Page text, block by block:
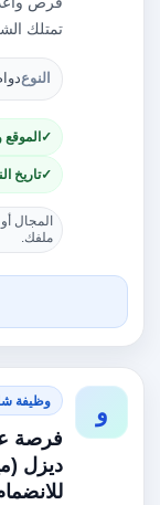
تمتلك
النوع
تاريخ
المجال
ملفك.
و وظيفة
فرصة
ديزل